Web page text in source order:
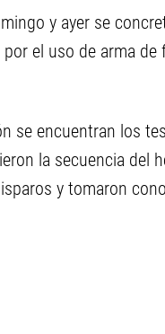
y ayer se
el uso de arma de
se encuentran los
la secuencia del
y tomaron